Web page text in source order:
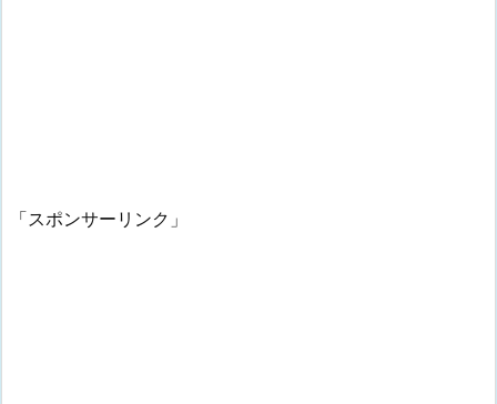
「スポンサーリンク」